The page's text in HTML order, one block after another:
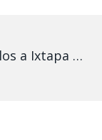
Morelia va por el regreso de vuelos a Ixtapa y Puerto Vallarta